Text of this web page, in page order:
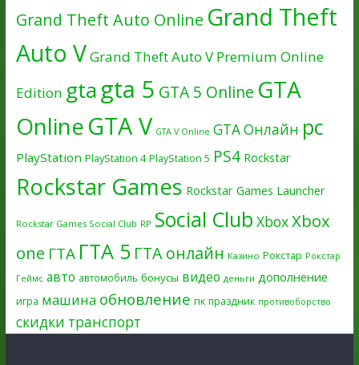
Grand Theft Auto Online Grand Theft
Auto VGrand Theft Auto V Premium Online
Edition gtagta 5 GTA 5 Online GTA
OnlineGTA V GTA V Online GTA Онлайн pc
PlayStation PlayStation 4 PlayStation 5 PS4 Rockstar
Rockstar Games Rockstar Games Launcher
Rockstar Games Social Club RP Social Club XboxXbox
one ГТА ГТА 5 ГТА онлайн Казино Рокстар Рокстар
Геймс авто автомобиль бонусы видео деньги дополнение
игра машина обновление пк праздник противоборство
скидки транспорт